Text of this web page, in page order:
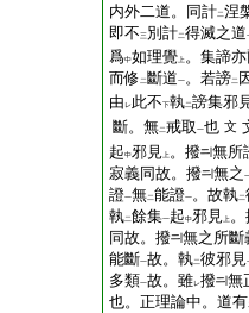
内外二道。同計二涅
即不三別計二得滅之道
爲中如理覺 上 。集諦
而修 二 斷道一。若謗二
由 レ此不下執二謗集邪
斷。無二戒取一也 文
起中邪見 上 。撥
無所
寂義同故。撥
無之
證一無二能證一。故執二
執二餘集一起中邪見 上 。
同故。撥
無之所斷
能斷一故。執二彼邪見
多類一故。雖レ撥
無
也。正理論中。道有